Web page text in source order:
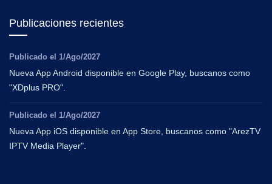
Publicaciones recientes
Publicado el 1/Ago/2027
Nueva App Android disponible en Google Play, buscanos como
"XDplus PRO".
Publicado el 1/Ago/2027
Nueva App iOS disponible en App Store, buscanos como "ArezTV
IPTV Media Player".